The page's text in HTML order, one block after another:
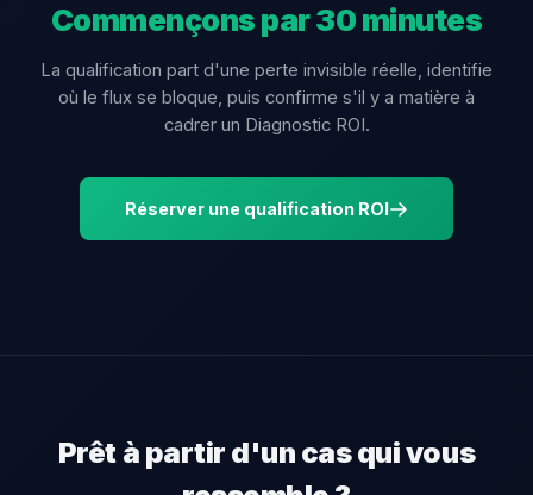
Commençons par 30 minutes
La qualification part d'une perte invisible réelle, identifie
où le flux se bloque, puis confirme s'il y a matière à
cadrer un Diagnostic ROI.
Réserver une qualification ROI
Prêt à partir d'un cas qui vous